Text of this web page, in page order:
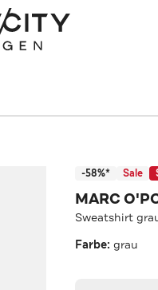
-58%* Sale
MARC
Sweatshirt
Farbe:grau